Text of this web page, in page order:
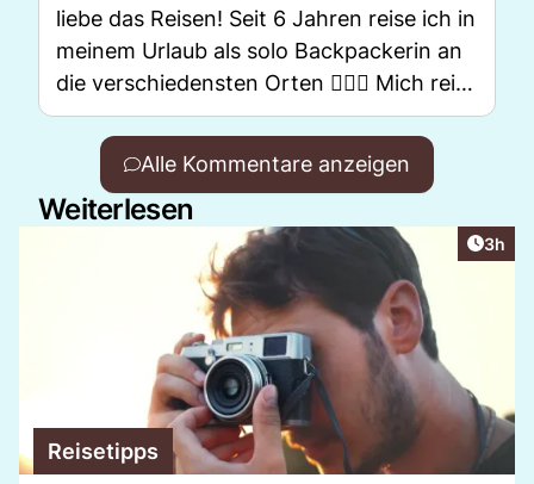
liebe das Reisen! Seit 6 Jahren reise ich in
meinem Urlaub als solo Backpackerin an
die verschiedensten Orten 🙋🏼‍♀️ Mich reizt
irgendwie China, als zukünftiges Reiseziel
und beim googlen hab ich deinen China
Blogeintrag gefunden. Hast du dich
irgendwann mal unsicher gefühlt auf
deiner Reise? Wie bist du damals von A
nach B gekommen? Über eine Antwort
würde ich mich sehr freuen 🙂 Beste
Grüsse, Alea 🌻
Alle Kommentare anzeigen
Weiterlesen
3h
Reisetipps